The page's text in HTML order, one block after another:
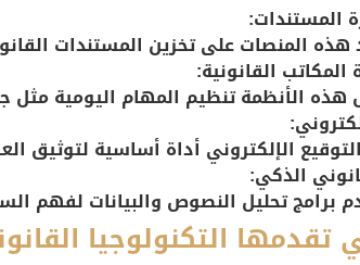
المستندات:
هذه المنصات على تخزين المستندات
المكاتب القانونية:
الأنظمة تنظيم المهام اليومية مثل
الإلكتروني أداة أساسية لتوثيق
الذكي:
برامج تحليل النصوص والبيانات لفهم
تقدمها التكنولوجيا